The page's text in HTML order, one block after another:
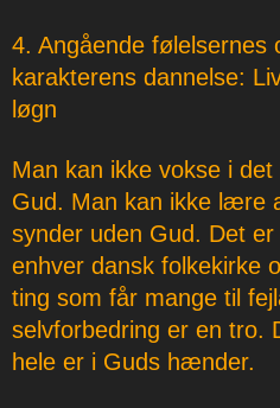
4. Angående følelsernes
karakterens dannelse:
løgn
Man kan ikke vokse i
Gud. Man kan ikke lære
synder uden Gud. Det
enhver dansk folkekirke
ting som får mange til
selvforbedring er en tro.
hele er i Guds hænder.